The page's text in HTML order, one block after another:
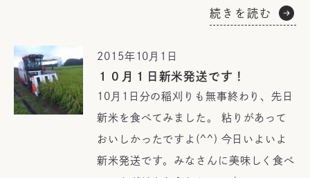
続きを読む
2015年10月1日
１０月１日新米発送です！
10月1日分の稲刈りも無事終わり、先日
新米を食べてみました。 粘りがあって
おいしかったですよ(^^) 今日いよいよ
新米発送です。みなさんに美味しく食べ